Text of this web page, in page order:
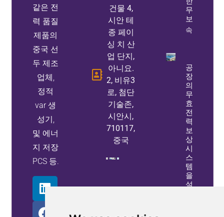
같은 전
력 품질
제품의
중국 선
두 제조
업체,
정적
var 생
성기,
및 에너
지 저장
PCS 등.
건물 4,
시안 테
종 페이
싱 치 산
업 단지,
아니요.
2, 비유3
로, 첨단
기술존,
시안시,
710117,
중국
무효전력
보상
속성 정보
공
장
의
무
효
전
력
보
상
시
스
템
을
설